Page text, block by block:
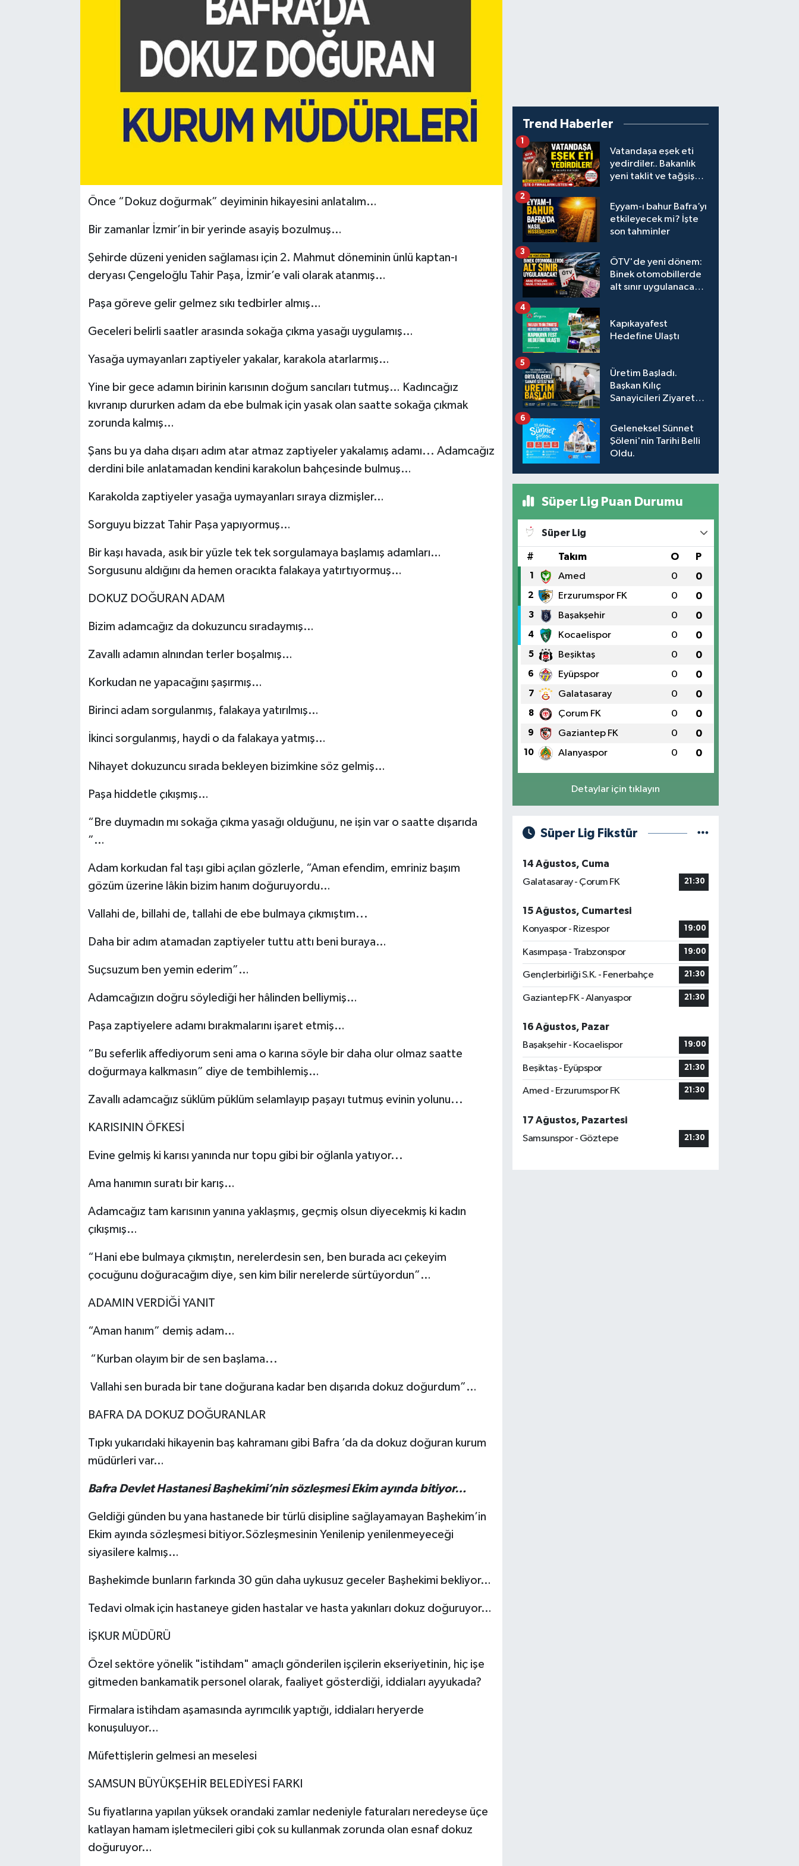
Önce “Dokuz doğurmak” deyiminin hikayesini anlatalım…
Bir zamanlar İzmir’in bir yerinde asayiş bozulmuş…
Şehirde düzeni yeniden sağlaması için 2. Mahmut döneminin ünlü kaptan-ı
deryası Çengeloğlu Tahir Paşa, İzmir’e vali olarak atanmış…
Paşa göreve gelir gelmez sıkı tedbirler almış…
Geceleri belirli saatler arasında sokağa çıkma yasağı uygulamış…
Yasağa uymayanları zaptiyeler yakalar, karakola atarlarmış…
Yine bir gece adamın birinin karısının doğum sancıları tutmuş… Kadıncağız
kıvranıp dururken adam da ebe bulmak için yasak olan saatte sokağa çıkmak
zorunda kalmış…
Şans bu ya daha dışarı adım atar atmaz zaptiyeler yakalamış adamı... Adamcağız
derdini bile anlatamadan kendini karakolun bahçesinde bulmuş…
Karakolda zaptiyeler yasağa uymayanları sıraya dizmişler…
Sorguyu bizzat Tahir Paşa yapıyormuş…
Bir kaşı havada, asık bir yüzle tek tek sorgulamaya başlamış adamları…
Sorgusunu aldığını da hemen oracıkta falakaya yatırtıyormuş…
DOKUZ DOĞURAN ADAM
Bizim adamcağız da dokuzuncu sıradaymış…
Zavallı adamın alnından terler boşalmış…
Korkudan ne yapacağını şaşırmış…
Birinci adam sorgulanmış, falakaya yatırılmış…
İkinci sorgulanmış, haydi o da falakaya yatmış…
Nihayet dokuzuncu sırada bekleyen bizimkine söz gelmiş…
Paşa hiddetle çıkışmış…
“Bre duymadın mı sokağa çıkma yasağı olduğunu, ne işin var o saatte dışarıda
”…
Adam korkudan fal taşı gibi açılan gözlerle, “Aman efendim, emriniz başım
gözüm üzerine lâkin bizim hanım doğuruyordu…
Vallahi de, billahi de, tallahi de ebe bulmaya çıkmıştım...
Daha bir adım atamadan zaptiyeler tuttu attı beni buraya…
Suçsuzum ben yemin ederim”…
Adamcağızın doğru söylediği her hâlinden belliymiş…
Paşa zaptiyelere adamı bırakmalarını işaret etmiş…
“Bu seferlik affediyorum seni ama o karına söyle bir daha olur olmaz saatte
doğurmaya kalkmasın” diye de tembihlemiş…
Zavallı adamcağız süklüm püklüm selamlayıp paşayı tutmuş evinin yolunu...
KARISININ ÖFKESİ
Evine gelmiş ki karısı yanında nur topu gibi bir oğlanla yatıyor...
Ama hanımın suratı bir karış…
Adamcağız tam karısının yanına yaklaşmış, geçmiş olsun diyecekmiş ki kadın
çıkışmış…
“Hani ebe bulmaya çıkmıştın, nerelerdesin sen, ben burada acı çekeyim
çocuğunu doğuracağım diye, sen kim bilir nerelerde sürtüyordun”…
ADAMIN VERDİĞİ YANIT
“Aman hanım” demiş adam…
“Kurban olayım bir de sen başlama...
Vallahi sen burada bir tane doğurana kadar ben dışarıda dokuz doğurdum”…
BAFRA DA DOKUZ DOĞURANLAR
Tıpkı yukarıdaki hikayenin baş kahramanı gibi Bafra ’da da dokuz doğuran kurum
müdürleri var…
Bafra Devlet Hastanesi Başhekimi’nin sözleşmesi Ekim ayında bitiyor…
Geldiği günden bu yana hastanede bir türlü disipline sağlayamayan Başhekim’in
Ekim ayında sözleşmesi bitiyor.Sözleşmesinin Yenilenip yenilenmeyeceği
siyasilere kalmış…
Başhekimde bunların farkında 30 gün daha uykusuz geceler Başhekimi bekliyor…
Tedavi olmak için hastaneye giden hastalar ve hasta yakınları dokuz doğuruyor…
İŞKUR MÜDÜRÜ
Özel sektöre yönelik "istihdam" amaçlı gönderilen işçilerin ekseriyetinin, hiç işe
gitmeden bankamatik personel olarak, faaliyet gösterdiği, iddiaları ayyukada?
Firmalara istihdam aşamasında ayrımcılık yaptığı, iddiaları heryerde
konuşuluyor…
Müfettişlerin gelmesi an meselesi
SAMSUN BÜYÜKŞEHİR BELEDİYESİ FARKI
Su fiyatlarına yapılan yüksek orandaki zamlar nedeniyle faturaları neredeyse üçe
katlayan hamam işletmecileri gibi çok su kullanmak zorunda olan esnaf dokuz
doğuruyor…
Trend Haberler
Vatandaşa eşek eti
yedirdiler.. Bakanlık
yeni taklit ve tağşiş
1
Eyyam-ı bahur Bafra’yı
etkileyecek mi? İşte
son tahminler
2
ÖTV'de yeni dönem:
Binek otomobillerde
alt sınır uygulanacak!
3
Kapıkayafest
Hedefine Ulaştı
4
Üretim Başladı.
Başkan Kılıç
Sanayicileri Ziyaret
5
Geleneksel Sünnet
Şöleni'nin Tarihi Belli
Oldu.
6
Süper Lig Puan Durumu
Süper Lig
# Takım O P
1 Amed 0 0
2 Erzurumspor FK 0 0
3 Başakşehir 0 0
4 Kocaelispor 0 0
5 Beşiktaş 0 0
6 Eyüpspor 0 0
7 Galatasaray 0 0
8 Çorum FK 0 0
9 Gaziantep FK 0 0
10 Alanyaspor 0 0
Detaylar için tıklayın
Süper Lig Fikstür
14 Ağustos, Cuma
Galatasaray - Çorum FK
21:30
15 Ağustos, Cumartesi
Konyaspor - Rizespor
19:00
Kasımpaşa - Trabzonspor 19:00
Gençlerbirliği S.K. - Fenerbahçe 21:30
Gaziantep FK - Alanyaspor 21:30
16 Ağustos, Pazar
Başakşehir - Kocaelispor
19:00
Beşiktaş - Eyüpspor 21:30
Amed - Erzurumspor FK 21:30
17 Ağustos, Pazartesi
Samsunspor - Göztepe
21:30